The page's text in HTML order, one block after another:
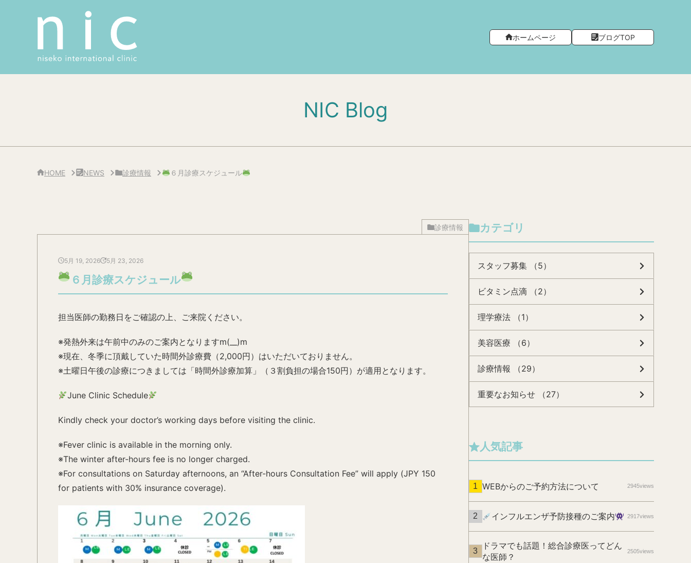
ホームページ ブログTOP
NIC Blog
HOME NEWS 診療情報 ６月診療スケジュール
診療情報
5月 19, 2026 5月 23, 2026
６月診療スケジュール
担当医師の勤務日をご確認の上、ご来院ください。
※発熱外来は午前中のみのご案内となりますm(__)m
※現在、冬季に頂戴していた時間外診療費（2,000円）はいただいておりません。
※土曜日午後の診療につきましては「時間外診療加算」（３割負担の場合150円）が適用となります。
June Clinic Schedule
Kindly check your doctor’s working days before visiting the clinic.
※Fever clinic is available in the morning only.
※The winter after-hours fee is no longer charged.
※For consultations on Saturday afternoons, an “After-hours Consultation Fee” will apply (JPY 150
for patients with 30% insurance coverage).
カテゴリ
スタッフ募集 （5）
ビタミン点滴 （2）
理学療法 （1）
美容医療 （6）
診療情報 （29）
重要なお知らせ （27）
人気記事
WEBからのご予約方法について 2945views
インフルエンザ予防接種のご案内 2917views
ドラマでも話題！総合診療医ってどん
な医師？
2505views